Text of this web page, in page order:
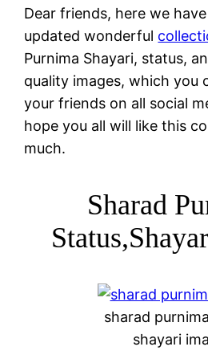
Dear friends, here we
updated wonderful
Purnima Shayari, status,
quality images, which you
your friends on all social
hope you all will like this
much.
Sharad
sharad
shayari